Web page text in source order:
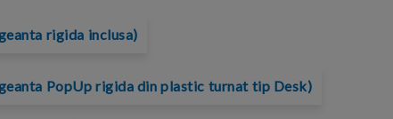
rigida inclusa)
PopUp rigida din plastic turnat tip Desk)